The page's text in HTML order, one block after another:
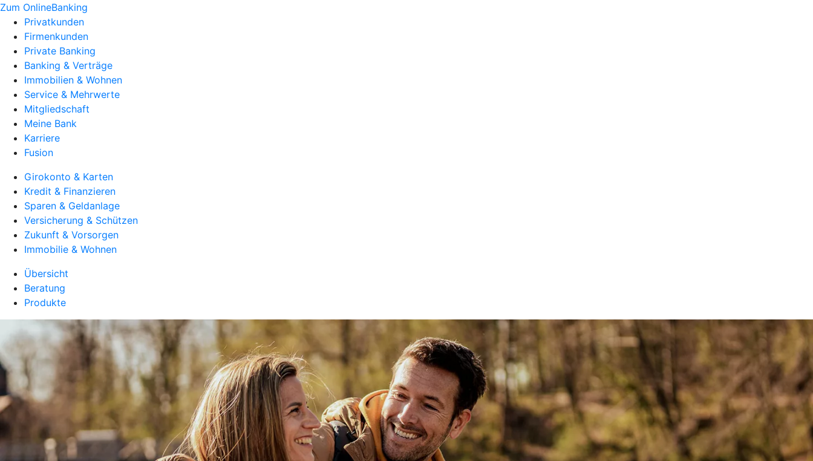
Zum OnlineBanking
Privatkunden
Firmenkunden
Private Banking
Banking & Verträge
Immobilien & Wohnen
Service & Mehrwerte
Mitgliedschaft
Meine Bank
Karriere
Fusion
Girokonto & Karten
Kredit & Finanzieren
Sparen & Geldanlage
Versicherung & Schützen
Zukunft & Vorsorgen
Immobilie & Wohnen
Übersicht
Beratung
Produkte